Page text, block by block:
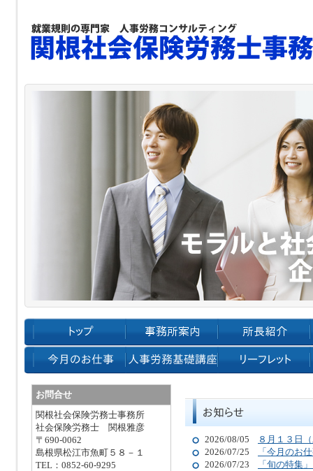
2026/08/05
８月１３日
2026/07/25
「今月のお
2026/07/23
「旬の特集
お問合せ
関根社会保険労務士事務所
社会保険労務士 関根雅彦
〒690-0062
島根県松江市魚町５８－１
TEL：0852-60-9295